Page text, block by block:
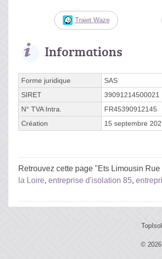
Trajet Waze
Informations
Forme juridique
SAS
SIRET
39091214500021
N° TVA Intra.
FR45390912145
Création
15 septembre
Retrouvez cette page "Ets Limousin
la Loire, entreprise d'isolation 85,
© 2026